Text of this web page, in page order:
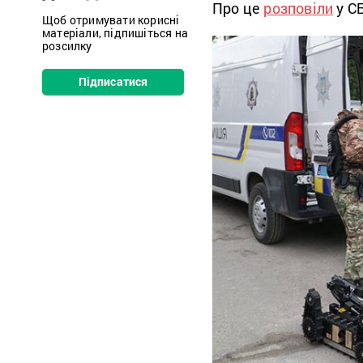
Щоб отримувати корисні
матеріали, підпишіться на
розсилку
Підписатися
Про це розповіли у